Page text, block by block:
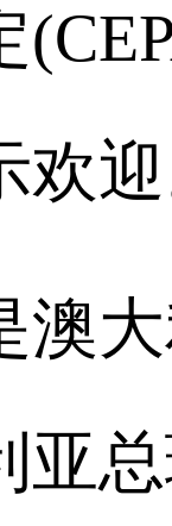
欢
大
亚